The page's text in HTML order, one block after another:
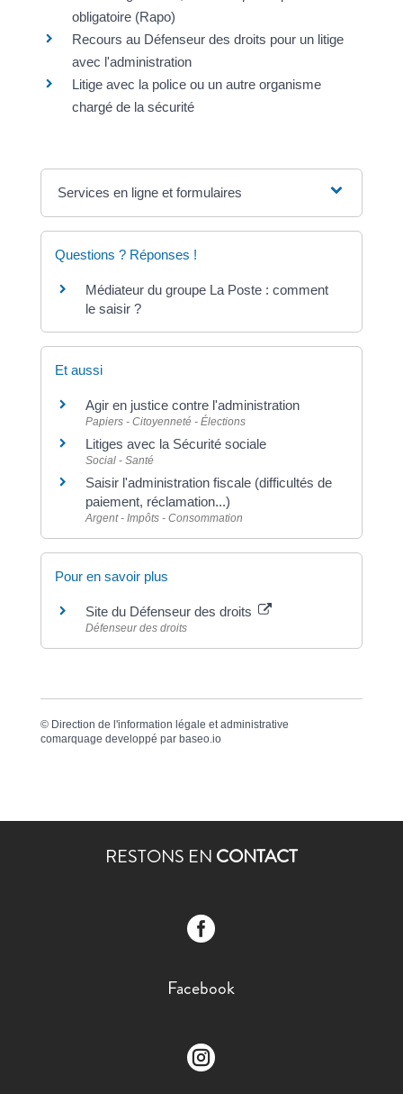
obligatoire (Rapo)
Recours au Défenseur des droits pour un litige
avec l'administration
Litige avec la police ou un autre organisme
chargé de la sécurité
Services en ligne et formulaires
Questions ? Réponses !
Médiateur du groupe La Poste : comment
le saisir ?
Et aussi
Agir en justice contre l'administration
Papiers - Citoyenneté - Élections
Litiges avec la Sécurité sociale
Social - Santé
Saisir l'administration fiscale (difficultés de
paiement, réclamation...)
Argent - Impôts - Consommation
Pour en savoir plus
Site du Défenseur des droits
Défenseur des droits
© Direction de l'information légale et administrative
comarquage developpé par baseo.io
RESTONS EN CONTACT

Facebook
